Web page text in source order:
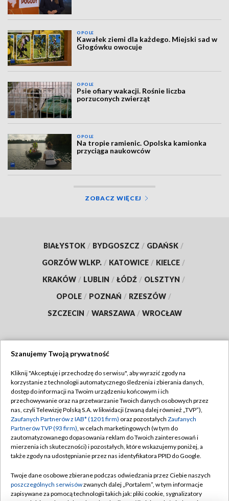
OPOLE
Kawałek ziemi dla każdego. Miejski sad w
Głogówku owocuje
OPOLE
Psie ofiary wakacji. Rośnie liczba
porzuconych zwierząt
OPOLE
Na tropie ramienic. Opolska kamionka
przyciąga naukowców
ZOBACZ WIĘCEJ
BIAŁYSTOK / BYDGOSZCZ / GDAŃSK /
GORZÓW WLKP. / KATOWICE / KIELCE /
KRAKÓW / LUBLIN / ŁÓDŹ / OLSZTYN /
OPOLE / POZNAŃ / RZESZÓW /
SZCZECIN / WARSZAWA / WROCŁAW
TVP
Abonament TVP
Emisja w TVP
Centrum informacji TVP
Naziemna Telewizja Cyfrowa
Rada Programowa
Regulamin TVP
Polityka prywatności
Moje zgody
Pomoc
Kontakt
Szanujemy Twoją prywatność
Kliknij "Akceptuję i przechodzę do serwisu", aby wyrazić zgody na
korzystanie z technologii automatycznego śledzenia i zbierania danych,
dostęp do informacji na Twoim urządzeniu końcowym i ich
przechowywanie oraz na przetwarzanie Twoich danych osobowych przez
nas, czyli Telewizję Polską S.A. w likwidacji (zwaną dalej również „TVP”),
Zaufanych Partnerów z IAB* (1201 firm) oraz pozostałych Zaufanych
Partnerów TVP (93 firm), w celach marketingowych (w tym do
zautomatyzowanego dopasowania reklam do Twoich zainteresowań i
mierzenia ich skuteczności) i pozostałych, które wskazujemy poniżej, a
także zgody na udostępnianie przez nas identyfikatora PPID do Google.
Twoje dane osobowe zbierane podczas odwiedzania przez Ciebie naszych
poszczególnych serwisówzwanych dalej „Portalem”, w tym informacje
zapisywane za pomocą technologii takich jak: pliki cookie, sygnalizatory